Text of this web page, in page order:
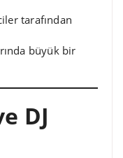
tarafından
büyük bir
DJ